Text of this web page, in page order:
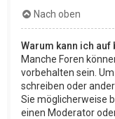
Nach oben
Warum kann ich
Manche Foren
vorbehalten sein.
schreiben oder
Sie möglicherweise
einen Moderator